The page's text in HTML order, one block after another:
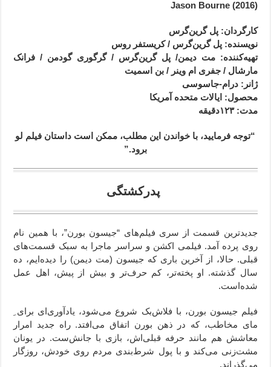
(2016) Jason Bourne
کارگردان: پل گرین‌گرس
نویسنده: پل گرین‌گرس / کریستفر روس
تهیه‌کننده: مت دیمن/پل گرین‌گرس / گرگوری گودمن / فرانک
مارشال / جفری ام وینر / بن اسمیت
ژانر : درام-جاسوسی
محصول: ایالات متحده آمریکا
مدت: ۱۲۳ دقیقه
“توجه فرمایید،‌ با خواندن این مطلب، ممکن است داستان فیلم لو
برود.”
جدیدترین قسمت از سری فیلم‌های “جیسون بورن”، با همین نام
روی پرده آمد. فیلمی اکشن و سراسر ماجرا به سبک قسمت‌های
قبلی. حالا، از آخرین باری که جیسون (مت دیمن) را دیده‌ایم، ده
سال گذشته. او پخته‌تر، کم حرف‌تر و بیش از پیش، اهل عمل
شده‌است.
فیلم جیسون بورن، با فلاش‌بک‌ شروع می‌شود، یادآوری‌ای برای‌ ِ
مای مخاطب، که در ذهن بورن اتفاق می‌افتد. راه جدید امرار
معاشش هم مانند حرفه قبلی‌اش، بازی با جانش‌‌ست. در یونان
مشت‌زنی می‌کند و با پول شرط‌بندی مردم روی خودش، روزگار
می‌گذراند.